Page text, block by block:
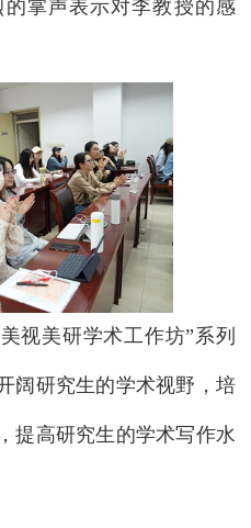
掌声表示对李教授的感
视美研学术工作坊”系列
阔研究生的学术视野，培
提高研究生的学术写作水